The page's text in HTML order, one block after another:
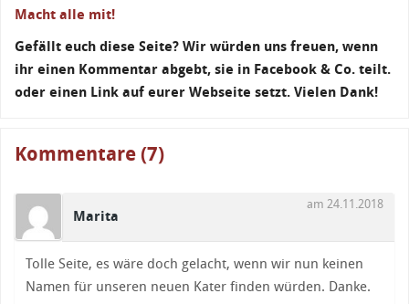
Macht alle mit!
Gefällt euch diese Seite? Wir würden uns freuen, wenn
ihr einen Kommentar abgebt, sie in Facebook & Co. teilt.
oder einen Link auf eurer Webseite setzt. Vielen Dank!
Kommentare (7)
Marita
am 24.11.2018
Tolle Seite, es wäre doch gelacht, wenn wir nun keinen
Namen für unseren neuen Kater finden würden. Danke.